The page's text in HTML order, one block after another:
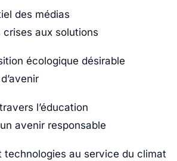
des médias
crises aux solutions
écologique désirable
l’éducation
avenir responsable
technologies au service du climat